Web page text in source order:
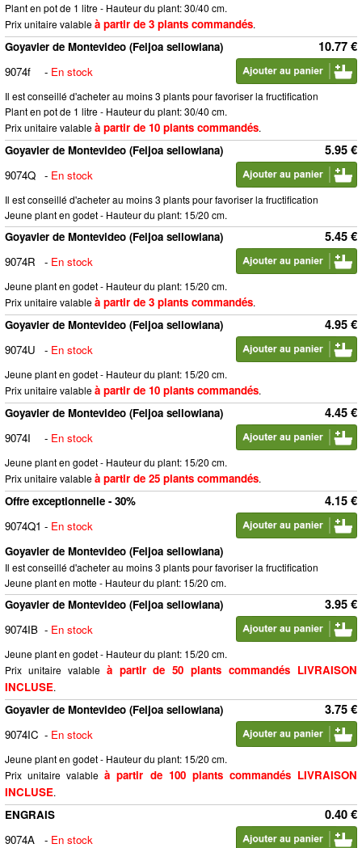
Plant en pot de 1 litre - Hauteur du plant: 30/40 cm.
Prix unitaire valableà partir de 3 plants commandés.
10.77 €
Goyavier de Montevideo (Feijoa sellowiana)
9074f
- En stock
Il est conseillé d'acheter au moins 3 plants pour favoriser la fructification
Plant en pot de 1 litre - Hauteur du plant: 30/40 cm.
Prix unitaire valableà partir de 10 plants commandés.
5.95 €
Goyavier de Montevideo (Feijoa sellowiana)
9074Q - En stock
Il est conseillé d'acheter au moins 3 plants pour favoriser la fructification
Jeune plant en godet - Hauteur du plant: 15/20 cm.
5.45 €
Goyavier de Montevideo (Feijoa sellowiana)
9074R
- En stock
Jeune plant en godet - Hauteur du plant: 15/20 cm.
Prix unitaire valableà partir de 3 plants commandés.
4.95 €
Goyavier de Montevideo (Feijoa sellowiana)
9074U
- En stock
Jeune plant en godet - Hauteur du plant: 15/20 cm.
Prix unitaire valableà partir de 10 plants commandés.
4.45 €
Goyavier de Montevideo (Feijoa sellowiana)
9074I
- En stock
Jeune plant en godet - Hauteur du plant: 15/20 cm.
Prix unitaire valableà partir de 25 plants commandés.
4.15 €
Offre exceptionnelle - 30%
9074Q1 - En stock
Goyavier de Montevideo (Feijoa sellowiana)
Il est conseillé d'acheter au moins 3 plants pour favoriser la fructification
Jeune plant en motte - Hauteur du plant: 15/20 cm.
3.95 €
Goyavier de Montevideo (Feijoa sellowiana)
9074IB - En stock
Jeune plant en godet - Hauteur du plant: 15/20 cm.
Prix unitaire valable à partir de 50 plants commandés LIVRAISON
INCLUSE.
3.75 €
Goyavier de Montevideo (Feijoa sellowiana)
9074IC - En stock
Jeune plant en godet - Hauteur du plant: 15/20 cm.
Prix unitaire valableà partir de 100 plants commandés LIVRAISON
INCLUSE.
0.40 €
ENGRAIS
9074A
- En stock